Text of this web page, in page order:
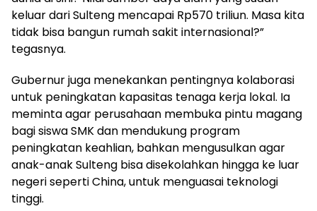
keluar dari Sulteng mencapai Rp570 triliun. Masa kita
tidak bisa bangun rumah sakit internasional?”
tegasnya.
Gubernur juga menekankan pentingnya kolaborasi
untuk peningkatan kapasitas tenaga kerja lokal. Ia
meminta agar perusahaan membuka pintu magang
bagi siswa SMK dan mendukung program
peningkatan keahlian, bahkan mengusulkan agar
anak-anak Sulteng bisa disekolahkan hingga ke luar
negeri seperti China, untuk menguasai teknologi
tinggi.